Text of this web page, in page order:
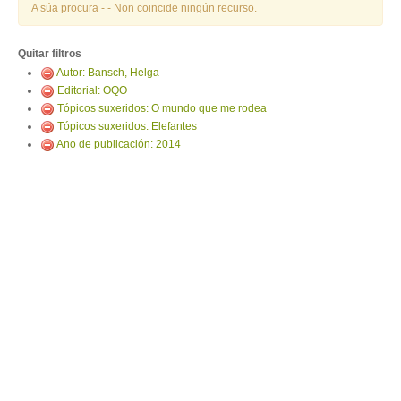
A súa procura - - Non coincide ningún recurso.
Quitar filtros
Autor: Bansch, Helga
Editorial: OQO
Tópicos suxeridos: O mundo que me rodea
Tópicos suxeridos: Elefantes
Ano de publicación: 2014